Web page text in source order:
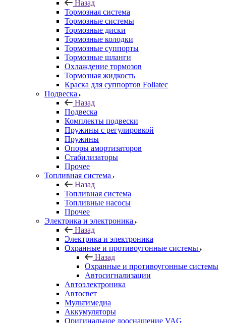
Назад
Тормозная система
Тормозные системы
Тормозные диски
Тормозные колодки
Тормозные суппорты
Тормозные шланги
Охлаждение тормозов
Тормозная жидкость
Краска для суппортов Foliatec
Подвеска
Назад
Подвеска
Комплекты подвески
Пружины с регулировкой
Пружины
Опоры амортизаторов
Стабилизаторы
Прочее
Топливная система
Назад
Топливная система
Топливные насосы
Прочее
Электрика и электроника
Назад
Электрика и электроника
Охранные и противоугонные системы
Назад
Охранные и противоугонные системы
Автосигнализации
Автоэлектроника
Автосвет
Мультимедиа
Аккумуляторы
Оригинальное дооснащение VAG